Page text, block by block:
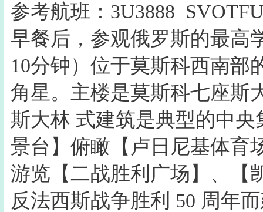
参考航班：3U3888
早餐后，参观俄罗斯的最高
10分钟）位于莫斯科西南部
角星。主楼是莫斯科七座斯
斯大林 式建筑是典型的中
景台】俯瞰【卢日尼基体育
游览【二战胜利广场】、【
反法西斯战争胜利 50 周年